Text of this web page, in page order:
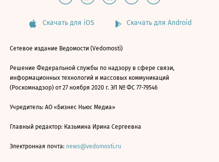
Скачать для iOS Скачать для Android
Сетевое издание Ведомости (Vedomosti)
Решение Федеральной службы по надзору в сфере связи,
информационных технологий и массовых коммуникаций
(Роскомнадзор) от 27 ноября 2020 г. ЭЛ № ФС 77-79546
Учредитель: АО «Бизнес Ньюс Медиа»
Главный редактор: Казьмина Ирина Сергеевна
Электронная почта: news@vedomosti.ru